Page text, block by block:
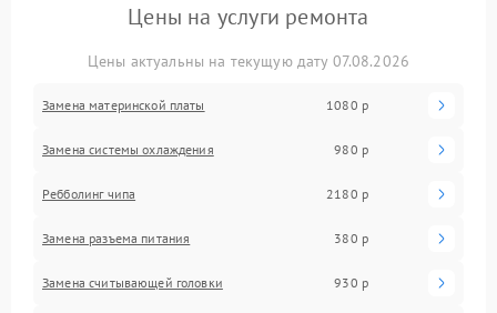
Цены на услуги ремонта
Цены актуальны на текущую дату 07.08.2026
Замена материнской платы 1080 р
Замена системы охлаждения 980 р
Ребболинг чипа 2180 р
Замена разъема питания 380 р
Замена считывающей головки 930 р